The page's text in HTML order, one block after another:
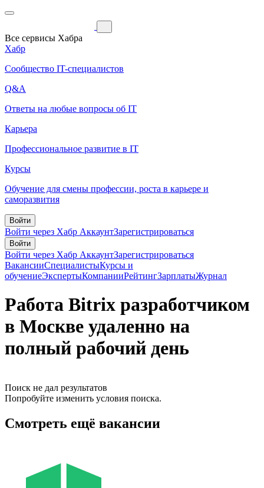
Все сервисы Хабра
Хабр
Сообщество IT-специалистов
Q&A
Ответы на любые вопросы об IT
Карьера
Профессиональное развитие в IT
Курсы
Обучение для смены профессии, роста в карьере и
саморазвития
Войти
Войти через Хабр АккаунтЗарегистрироваться
Войти
Войти через Хабр АккаунтЗарегистрироваться
ВакансииСпециалистыКурсы и
обучениеЭкспертыКомпанииРейтингЗарплатыЖурнал
Работа Bitrix разработчиком
в Москве удаленно на
полный рабочий день
Поиск не дал результатов
Попробуйте изменить условия поиска.
Смотреть ещё вакансии